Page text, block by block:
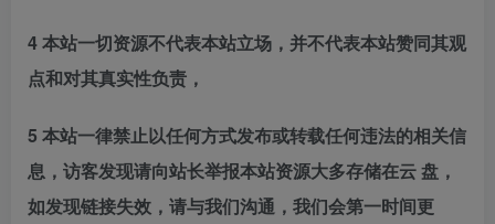
4 本站一切资源不代表本站立场，并不代表本站赞同其观
点和对其真实性负责，
5 本站一律禁止以任何方式发布或转载任何违法的相关信
息，访客发现请向站长举报本站资源大多存储在云 盘，
如发现链接失效，请与我们沟通，我们会第一时间更